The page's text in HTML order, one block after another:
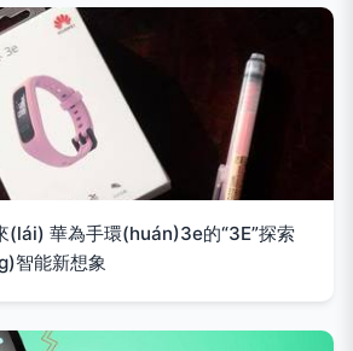
華為手環(huán)3e的“3E”探索
智能新想象